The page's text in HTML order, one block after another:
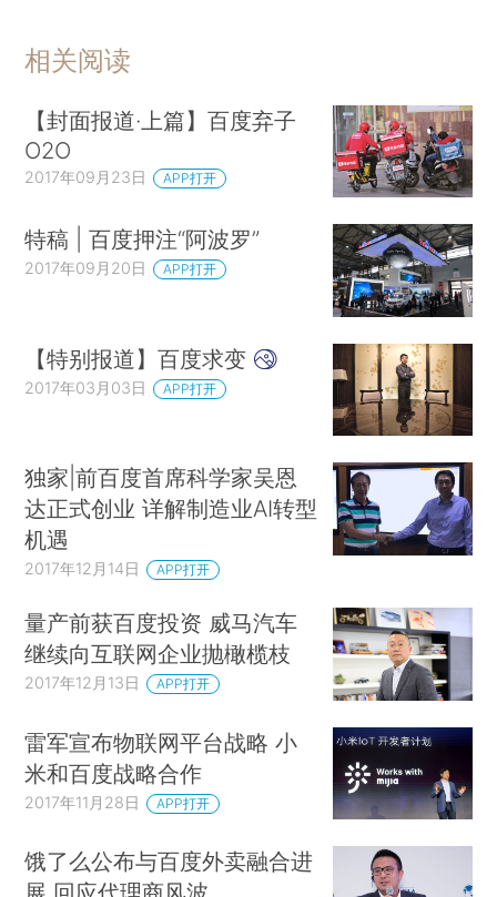
相关阅读
【封面报道·上篇】百度弃子
O2O
2017年09月23日 APP打开
特稿 | 百度押注“阿波罗”
2017年09月20日 APP打开
【特别报道】百度求变
2017年03月03日 APP打开
独家|前百度首席科学家吴恩
达正式创业 详解制造业AI转型
机遇
2017年12月14日 APP打开
量产前获百度投资 威马汽车
继续向互联网企业抛橄榄枝
2017年12月13日 APP打开
雷军宣布物联网平台战略 小
米和百度战略合作
2017年11月28日 APP打开
饿了么公布与百度外卖融合进